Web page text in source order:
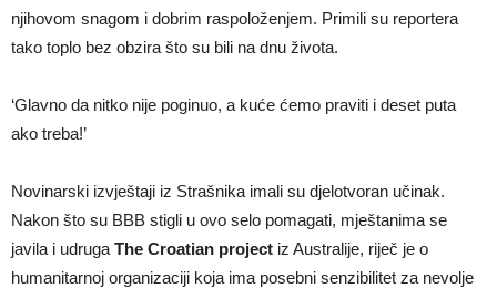
njihovom snagom i dobrim raspoloženjem. Primili su reportera
tako toplo bez obzira što su bili na dnu života.
‘Glavno da nitko nije poginuo, a kuće ćemo praviti i deset puta
ako treba!’
Novinarski izvještaji iz Strašnika imali su djelotvoran učinak.
Nakon što su BBB stigli u ovo selo pomagati, mještanima se
javila i udruga The Croatian project iz Australije, riječ je o
humanitarnoj organizaciji koja ima posebni senzibilitet za nevolje